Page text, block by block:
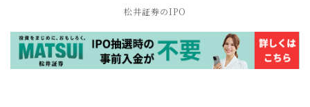
松井証券のIPO